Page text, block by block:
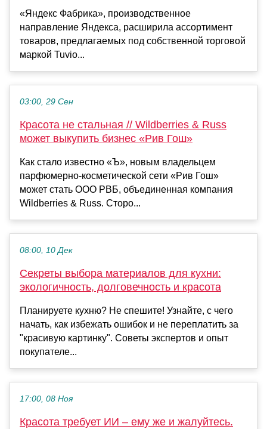
«Яндекс Фабрика», производственное
направление Яндекса, расширила ассортимент
товаров, предлагаемых под собственной торговой
маркой Tuvio...
03:00, 29 Сен
Красота не стальная // Wildberries & Russ
может выкупить бизнес «Рив Гош»
Как стало известно «Ъ», новым владельцем
парфюмерно-косметической сети «Рив Гош»
может стать ООО РВБ, объединенная компания
Wildberries & Russ. Сторо...
08:00, 10 Дек
Секреты выбора материалов для кухни:
экологичность, долговечность и красота
Планируете кухню? Не спешите! Узнайте, с чего
начать, как избежать ошибок и не переплатить за
"красивую картинку". Советы экспертов и опыт
покупателе...
17:00, 08 Ноя
Красота требует ИИ – ему же и жалуйтесь.